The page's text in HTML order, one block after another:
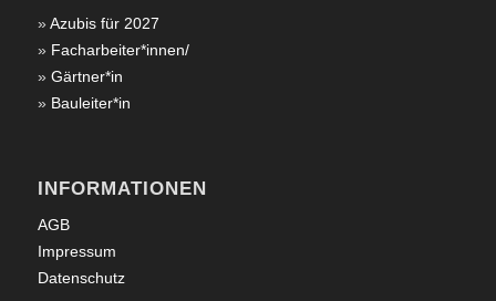
»Azubis für 2027
» Facharbeiter*innen/
» Gärtner*in
» Bauleiter*in
INFORMATIONEN
AGB
Impressum
Datenschutz